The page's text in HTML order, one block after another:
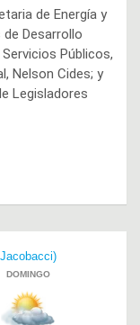
de Energía y
Desarrollo
Públicos,
Nelson Cides; y
Legisladores